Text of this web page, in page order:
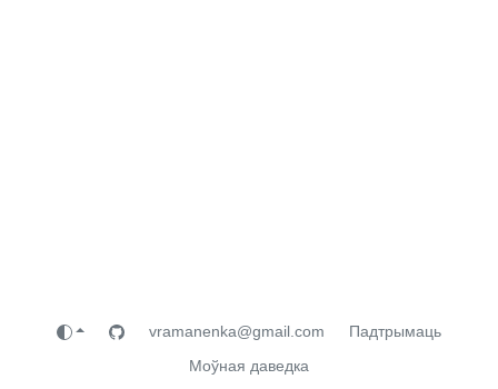
vramanenka@gmail.com
Падтрымаць
Моўная даведка